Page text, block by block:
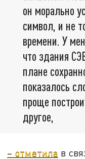
он морально
символ, и не
времени. У
что здания
плане
показалось
проще
другое,
– отметила в